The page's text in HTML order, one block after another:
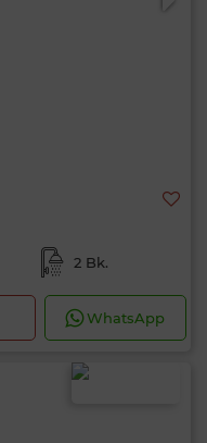
2 Bk.
WhatsApp